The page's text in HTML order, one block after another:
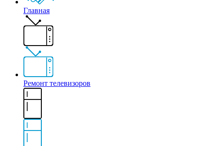
Главная
Ремонт телевизоров